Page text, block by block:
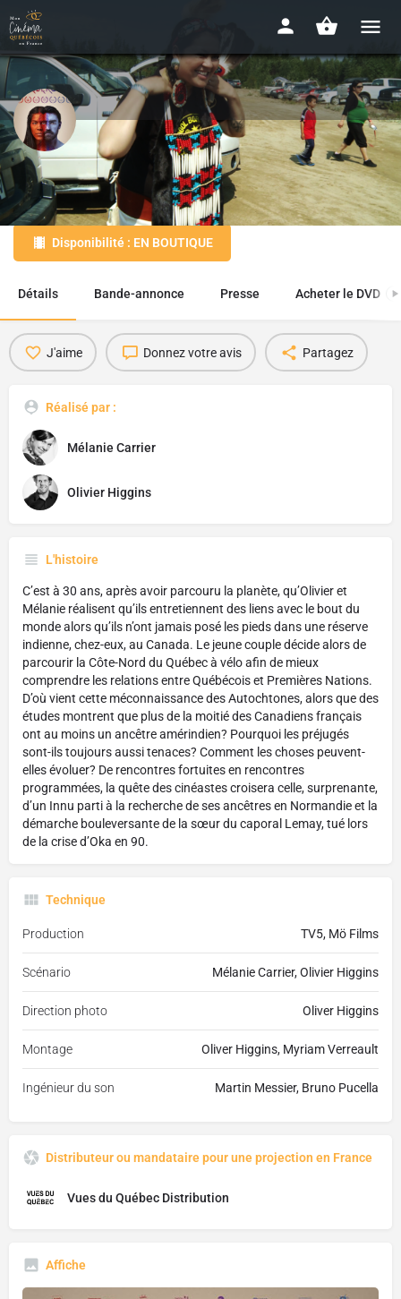
Québékoisie
2013 - 1h20
Disponibilité : EN BOUTIQUE
Détails Bande-annonce Presse Acheter le DVD 1
J'aime Donnez votre avis Partagez
Réalisé par :
Mélanie Carrier
Olivier Higgins
L'histoire
C’est à 30 ans, après avoir parcouru la planète, qu’Olivier et
Mélanie réalisent qu’ils entretiennent des liens avec le bout du
monde alors qu’ils n’ont jamais posé les pieds dans une réserve
indienne, chez-eux, au Canada. Le jeune couple décide alors de
parcourir la Côte-Nord du Québec à vélo afin de mieux
comprendre les relations entre Québécois et Premières Nations.
D’où vient cette méconnaissance des Autochtones, alors que des
études montrent que plus de la moitié des Canadiens français
ont au moins un ancêtre amérindien? Pourquoi les préjugés
sont-ils toujours aussi tenaces? Comment les choses peuvent-
elles évoluer? De rencontres fortuites en rencontres
programmées, la quête des cinéastes croisera celle, surprenante,
d’un Innu parti à la recherche de ses ancêtres en Normandie et la
démarche bouleversante de la sœur du caporal Lemay, tué lors
de la crise d’Oka en 90.
Technique
Production TV5, Mö Films
Scénario Mélanie Carrier, Olivier Higgins
Direction photo Oliver Higgins
Montage Oliver Higgins, Myriam Verreault
Ingénieur du son Martin Messier, Bruno Pucella
Distributeur ou mandataire pour une projection en France
Vues du Québec Distribution
Affiche